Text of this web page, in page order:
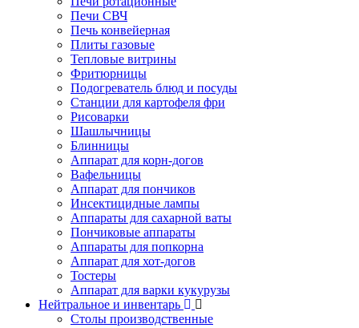
Печи СВЧ
Печь конвейерная
Плиты газовые
Тепловые витрины
Фритюрницы
Подогреватель блюд и посуды
Станции для картофеля фри
Рисоварки
Шашлычницы
Блинницы
Аппарат для корн-догов
Вафельницы
Аппарат для пончиков
Инсектицидные лампы
Аппараты для сахарной ваты
Пончиковые аппараты
Аппараты для попкорна
Аппарат для хот-догов
Тостеры
Аппарат для варки кукурузы
Нейтральное и инвентарь
Столы производственные